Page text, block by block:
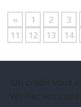
« 1 2 3
11
12 13 14